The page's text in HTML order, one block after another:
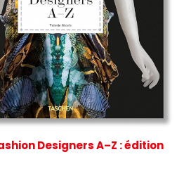
Designers A–Z : édition